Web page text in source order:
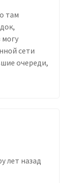
там
сети
очереди,
лет назад